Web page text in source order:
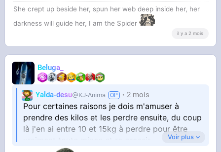
She crept up beside her, spun her web deep inside her, her
darkness will guide her, I am the Spider
il y a 2 mois
Beluga_
Yalda-desu KJ-Anima 2 mois
Pour certaines raisons je dois m'amuser à
prendre des kilos et les perdre ensuite, du coup
là j'en ai entre 10 et 15kg à perdre pour être
Voir plus